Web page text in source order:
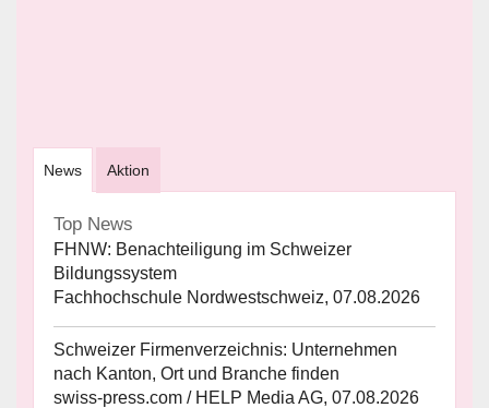
News Aktion
Top News
FHNW: Benachteiligung im Schweizer
Bildungssystem
Fachhochschule Nordwestschweiz, 07.08.2026
Schweizer Firmenverzeichnis: Unternehmen
nach Kanton, Ort und Branche finden
swiss-press.com / HELP Media AG, 07.08.2026